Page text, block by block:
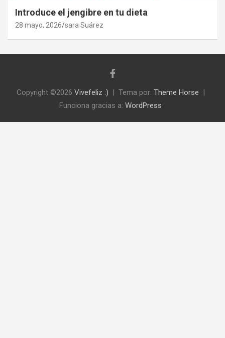
Introduce el jengibre en tu dieta
28 mayo, 2026 sara Suárez
Copyright ©2026 Vivefeliz :) Tema por: Theme Horse
Funciona gracias a: WordPress